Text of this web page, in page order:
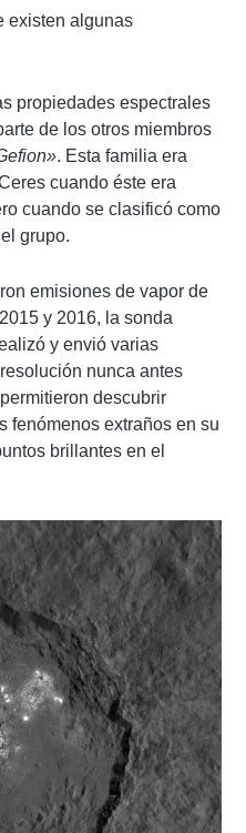
existen algunas
propiedades espectrales
de los otros miembros
. Esta familia era
cuando éste era
cuando se clasificó como
grupo.
emisiones de vapor de
y 2016, la sonda
y envió varias
nunca antes
descubrir
fenómenos extraños en su
brillantes en el